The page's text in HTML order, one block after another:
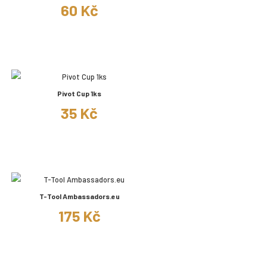
60 Kč
Pivot Cup 1ks
35 Kč
T-Tool Ambassadors.eu
175 Kč